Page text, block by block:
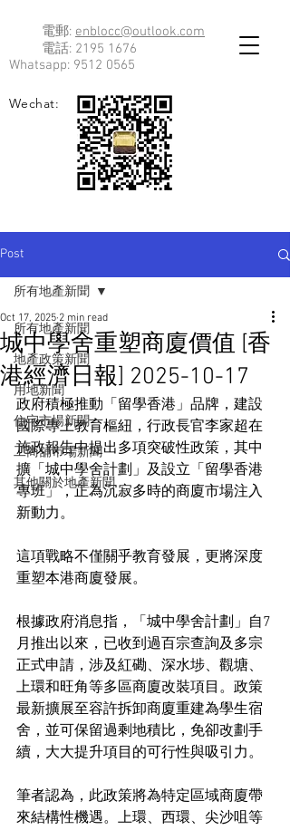
電郵: enblocc@outlook.com
電話: 2195 1676
Whatsapp: 9512 0565
Wechat:
Post
所有地產新聞
地產政策新聞
用地新聞
住宅市場新聞
工商舖市場新聞
其他關於地產新聞
所有地產新聞
城中學舍重塑商廈價值 [香
港經濟日報] 2025-10-17
Oct 17, 2025 2 min read
政府積極推動「留學香港」品牌，建設
國際專上教育樞紐，行政長官李家超在
施政報告中提出多項突破性政策，其中
擴「城中學舍計劃」及設立「留學香港
專班」，正為沉寂多時的商廈市場注入
新動力。
這項戰略不僅關乎教育發展，更將深度
重塑本港商廈發展。
根據政府消息指，「城中學舍計劃」自7
月推出以來，已收到過百宗查詢及多宗
正式申請，涉及紅磡、深水埗、觀塘、
上環和旺角等多區商廈改裝項目。政策
最新擴展至容許拆卸商廈重建為學生宿
舍，並可保留過剩地積比，免卻改劃手
續，大大提升項目的可行性與吸引力。
筆者認為，此政策將為特定區域商廈帶
來結構性機遇。上環、西環、尖沙咀等